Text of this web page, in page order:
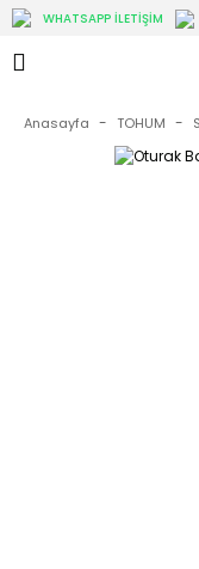
WHATSAPP İLETİŞİM
Anasayfa TOHUM